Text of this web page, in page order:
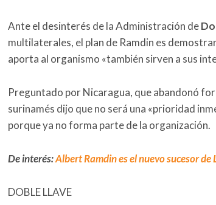
Ante el desinterés de la Administración de
multilaterales, el plan de Ramdin es
aporta al organismo «también sirven a sus
Preguntado por Nicaragua, que abandonó
surinamés dijo que no será una «prioridad
porque ya no forma parte de la organización.
De interés:Albert Ramdin es el nuevo sucesor
DOBLE LLAVE